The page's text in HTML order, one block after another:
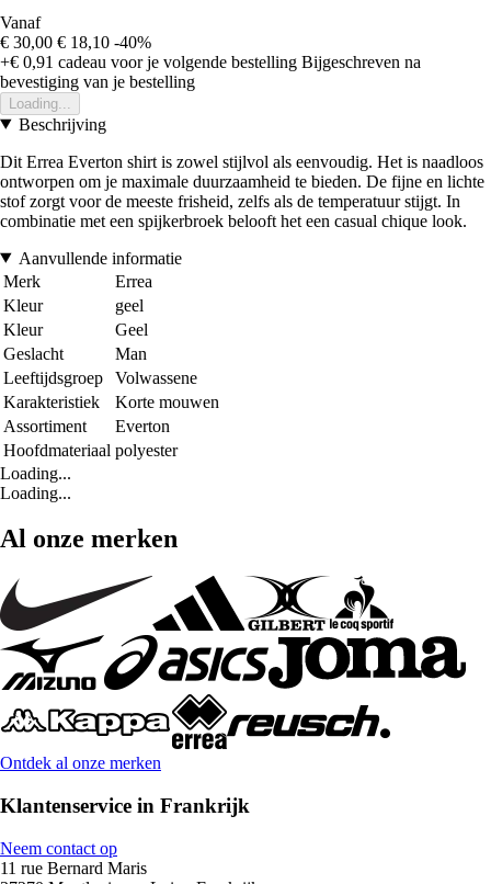
Vanaf
€ 30,00 € 18,10 -40%
+€ 0,91 cadeau voor je volgende bestelling Bijgeschreven na
bevestiging van je bestelling
Loading...
Beschrijving
Dit Errea Everton shirt is zowel stijlvol als eenvoudig. Het is naadloos
ontworpen om je maximale duurzaamheid te bieden. De fijne en lichte
stof zorgt voor de meeste frisheid, zelfs als de temperatuur stijgt. In
combinatie met een spijkerbroek belooft het een casual chique look.
Aanvullende informatie
Merk
Errea
Kleur
geel
Kleur
Geel
Geslacht
Man
Leeftijdsgroep
Volwassene
Karakteristiek
Korte mouwen
Assortiment
Everton
Hoofdmateriaal polyester
Loading...
Loading...
Al onze merken
Ontdek al onze merken
Klantenservice in Frankrijk
Neem contact op
11 rue Bernard Maris